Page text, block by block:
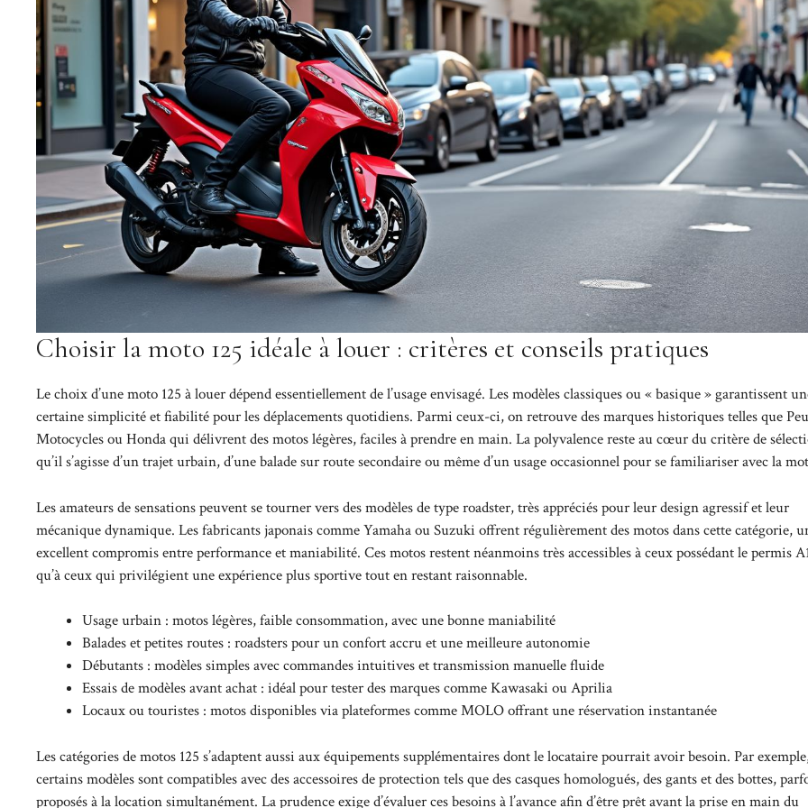
Choisir la moto 125 idéale à louer : critères et conseils pratiques
Le choix d’une moto 125 à louer dépend essentiellement de l’usage envisagé. Les modèles classiques ou « basique » garantissent
certaine simplicité et fiabilité pour les déplacements quotidiens. Parmi ceux-ci, on retrouve des marques historiques telles que
Motocycles ou Honda qui délivrent des motos légères, faciles à prendre en main. La polyvalence reste au cœur du critère de
qu’il s’agisse d’un trajet urbain, d’une balade sur route secondaire ou même d’un usage occasionnel pour se familiariser avec la
Les amateurs de sensations peuvent se tourner vers des modèles de type roadster, très appréciés pour leur design agressif et leur
mécanique dynamique. Les fabricants japonais comme Yamaha ou Suzuki offrent régulièrement des motos dans cette catégorie,
excellent compromis entre performance et maniabilité. Ces motos restent néanmoins très accessibles à ceux possédant le permis
qu’à ceux qui privilégient une expérience plus sportive tout en restant raisonnable.
Usage urbain : motos légères, faible consommation, avec une bonne maniabilité
Balades et petites routes : roadsters pour un confort accru et une meilleure autonomie
Débutants : modèles simples avec commandes intuitives et transmission manuelle fluide
Essais de modèles avant achat : idéal pour tester des marques comme Kawasaki ou Aprilia
Locaux ou touristes : motos disponibles via plateformes commeMOLOoffrant une réservation instantanée
Les catégories de motos 125 s’adaptent aussi aux équipements supplémentaires dont le locataire pourrait avoir besoin. Par
certains modèles sont compatibles avec des accessoires de protection tels que des casques homologués, des gants et des bottes,
proposés à la location simultanément. La prudence exige d’évaluer ces besoins à l’avance afin d’être prêt avant la prise en main du